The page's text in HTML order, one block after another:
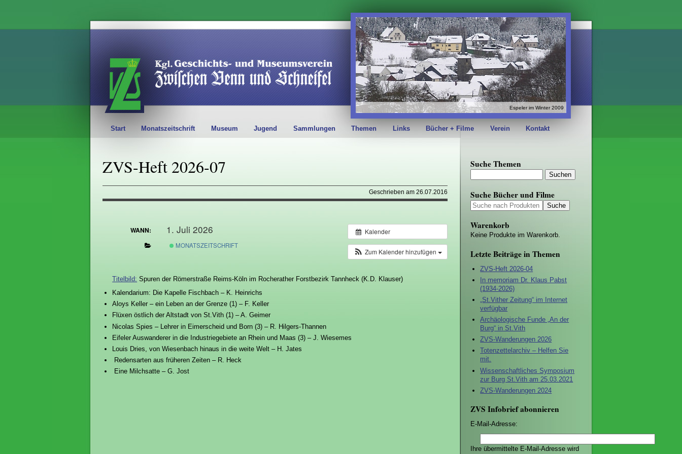
Espeler im Winter 2009
Start Monatszeitschrift Museum Jugend Sammlungen Themen Links Bücher + Filme Verein Kontakt
ZVS-Heft 2026-07
Geschrieben am 26.07.2016
Kalender
Zum Kalender hinzufügen
WANN: 1. Juli 2026
MONATSZEITSCHRIFT
Titelbild: Spuren der Römerstraße Reims-Köln im Rocherather Forstbezirk Tannheck (K.D. Klauser)
Kalendarium: Die Kapelle Fischbach – K. Heinrichs
Aloys Keller – ein Leben an der Grenze (1) – F. Keller
Flüxen östlich der Altstadt von St.Vith (1) – A. Geimer
Nicolas Spies – Lehrer in Eimerscheid und Born (3) – R. Hilgers-Thannen
Eifeler Auswanderer in die Industriegebiete an Rhein und Maas (3) – J. Wiesemes
Louis Dries, von Wiesenbach hinaus in die weite Welt – H. Jates
Redensarten aus früheren Zeiten – R. Heck
Eine Milchsatte – G. Jost
Suche Themen
Suche Bücher und Filme
Warenkorb
Keine Produkte im Warenkorb.
Letzte Beiträge in Themen
ZVS-Heft 2026-04
In memoriam Dr. Klaus Pabst
(1934-2026)
„St.Vither Zeitung“ im Internet
verfügbar
Archäologische Funde „An der
Burg“ in St.Vith
ZVS-Wanderungen 2026
Totenzettelarchiv – Helfen Sie
mit.
Wissenschaftliches Symposium
zur Burg St.Vith am 25.03.2021
ZVS-Wanderungen 2024
ZVS Infobrief abonnieren
E-Mail-Adresse:
Ihre übermittelte E-Mail-Adresse wird